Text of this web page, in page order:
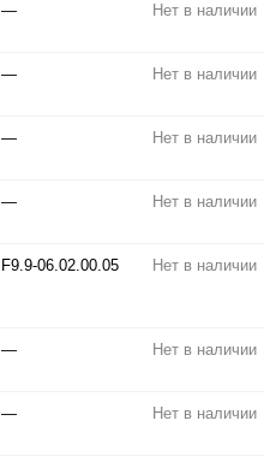
— Нет в наличии
— Нет в наличии
— Нет в наличии
— Нет в наличии
F9.9-06.02.00.05 Нет в наличии
— Нет в наличии
— Нет в наличии